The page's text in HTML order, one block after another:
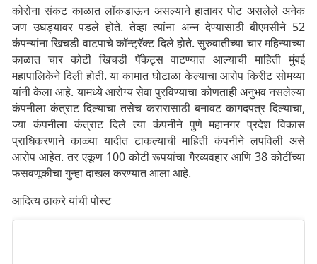
कोरोना संकट काळात लॉकडाऊन असल्याने हातावर पोट असलेले अनेक
जण उघड्यावर पडले होते. तेव्हा त्यांना अन्न देण्यासाठी बीएमसीने 52
कंपन्यांना खिचडी वाटपाचे कॉन्ट्रॅक्ट दिले होते. सुरुवातीच्या चार महिन्याच्या
काळात चार कोटी खिचडी पॅकेट्स वाटण्यात आल्याची माहिती मुंबई
महापालिकेने दिली होती. या कामात घोटाळा केल्याचा आरोप किरीट सोमय्या
यांनी केला आहे. यामध्ये आरोग्य सेवा पुरविण्याचा कोणताही अनुभव नसलेल्या
कंपनीला कंत्राट दिल्याचा तसेच करारासाठी बनावट कागदपत्र दिल्याचा,
ज्या कंपनीला कंत्राट दिले त्या कंपनीने पुणे महानगर प्रदेश विकास
प्राधिकरणाने काळ्या यादीत टाकल्याची माहिती कंपनीने लपविली असे
आरोप आहेत. तर एकूण 100 कोटी रूपयांचा गैरव्यवहार आणि 38 कोटींच्या
फसवणूकीचा गुन्हा दाखल करण्यात आला आहे.
आदित्य ठाकरे यांची पोस्ट